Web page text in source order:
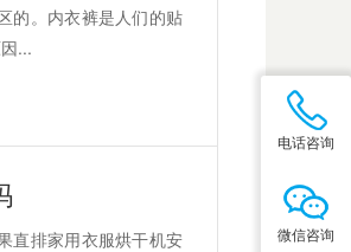
的。内衣裤是人们的贴
...
直排家用衣服烘干机安
电话咨询
微信咨询